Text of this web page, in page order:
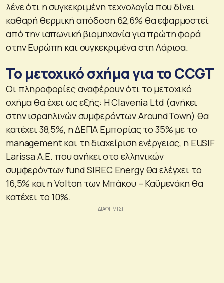
λένε ότι η συγκεκριμένη τεχνολογία που δίνει
καθαρή θερμική απόδοση 62,6% θα εφαρμοστεί
από την ιαπωνική βιομηχανία για πρώτη φορά
στην Ευρώπη και συγκεκριμένα στη Λάρισα.
Το μετοχικό σχήμα για το CCGT
Οι πληροφορίες αναφέρουν ότι το μετοχικό
σχήμα θα έχει ως εξής: Η Clavenia Ltd (ανήκει
στην ισραηλινών συμφερόντων AroundTown) θα
κατέχει 38,5%, η ΔΕΠΑ Εμπορίας το 35% με το
management και τη διαχείριση ενέργειας, η EUSIF
Larissa Α.Ε. που ανήκει στο ελληνικών
συμφερόντων fund SIREC Energy θα ελέγχει το
16,5% και η Volton των Μπάκου – Καϋμενάκη θα
κατέχει το 10%.